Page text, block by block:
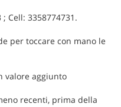
Cell: 3358774731.
per toccare con mano le
valore aggiunto
recenti, prima della